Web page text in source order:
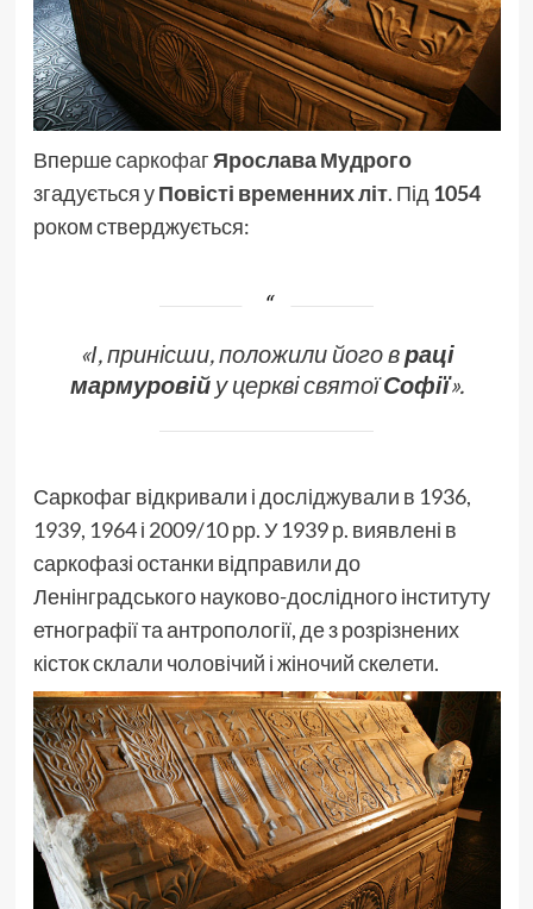
Впершесаркофаг Ярослава Мудрого
згадується уПовісті временних літ. Під 1054
роком стверджується:
«І, принісши, положили його враці
мармуровійу церкві святоїСофії».
Саркофаг відкривали і досліджували в 1936,
1939, 1964 і 2009/10 рр. У 1939 р. виявлені в
саркофазі останки відправили до
Ленінградського науково-дослідного інституту
етнографії та антропології, де з розрізнених
кісток склали чоловічий і жіночий скелети.